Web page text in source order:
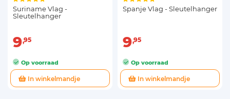
Suriname Vlag -
Sleutelhanger
9 95
Op voorraad
In winkelmandje
Spanje Vlag - Sleutelhanger
9 95
Op voorraad
In winkelmandje